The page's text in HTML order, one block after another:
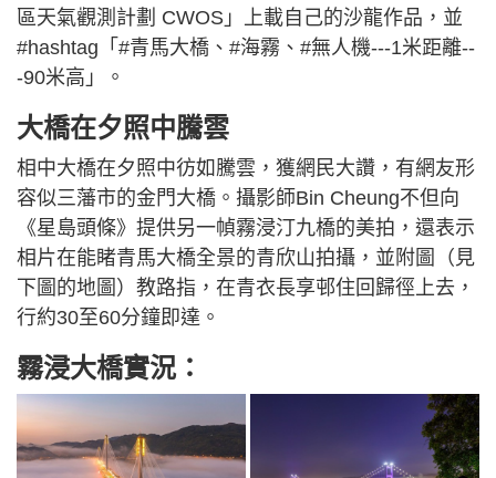
區天氣觀測計劃 CWOS」上載自己的沙龍作品，並
#hashtag「#青馬大橋、#海霧、#無人機---1米距離--
-90米高」。
大橋在夕照中騰雲
相中大橋在夕照中彷如騰雲，獲網民大讚，有網友形
容似三藩市的金門大橋。攝影師Bin Cheung不但向
《星島頭條》提供另一幀霧浸汀九橋的美拍，還表示
相片在能睹青馬大橋全景的青欣山拍攝，並附圖（見
下圖的地圖）教路指，在青衣長享邨住回歸徑上去，
行約30至60分鐘即達。
霧浸大橋實況：